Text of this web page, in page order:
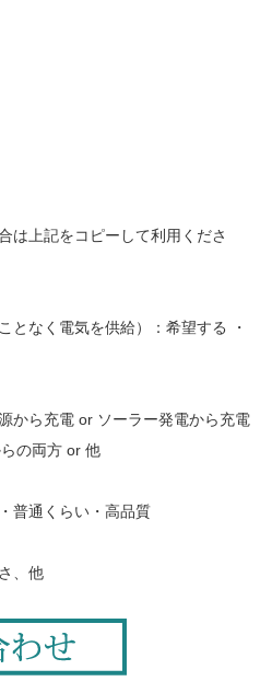
は上記をコピーして利用くださ
となく電気を供給）：希望する ・
から充電 or ソーラー発電から充電
の両方 or 他
普通くらい・高品質
、他